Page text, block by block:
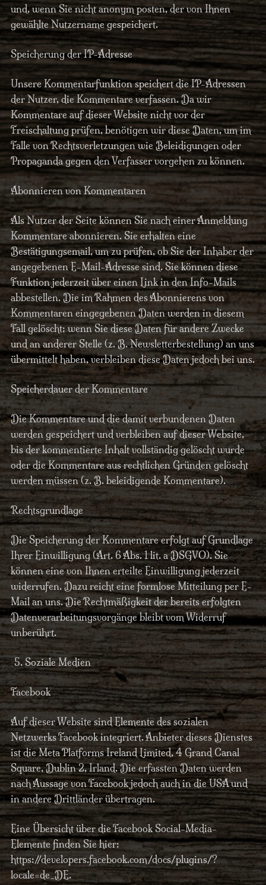
und, wenn Sie nicht anonym posten, der von Ihnen
gewählte Nutzername gespeichert.
Speicherung der IP-Adresse
Unsere Kommentarfunktion speichert die IP-Adressen
der Nutzer, die Kommentare verfassen. Da wir
Kommentare auf dieser Website nicht vor der
Freischaltung prüfen, benötigen wir diese Daten, um im
Falle von Rechtsverletzungen wie Beleidigungen oder
Propaganda gegen den Verfasser vorgehen zu können.
Abonnieren von Kommentaren
Als Nutzer der Seite können Sie nach einer Anmeldung
Kommentare abonnieren. Sie erhalten eine
Bestätigungsemail, um zu prüfen, ob Sie der Inhaber der
angegebenen E-Mail-Adresse sind. Sie können diese
Funktion jederzeit über einen Link in den Info-Mails
abbestellen. Die im Rahmen des Abonnierens von
Kommentaren eingegebenen Daten werden in diesem
Fall gelöscht; wenn Sie diese Daten für andere Zwecke
und an anderer Stelle (z. B. Newsletterbestellung) an uns
übermittelt haben, verbleiben diese Daten jedoch bei uns.
Speicherdauer der Kommentare
Die Kommentare und die damit verbundenen Daten
werden gespeichert und verbleiben auf dieser Website,
bis der kommentierte Inhalt vollständig gelöscht wurde
oder die Kommentare aus rechtlichen Gründen gelöscht
werden müssen (z. B. beleidigende Kommentare).
Rechtsgrundlage
Die Speicherung der Kommentare erfolgt auf Grundlage
Ihrer Einwilligung (Art. 6 Abs. 1 lit. a DSGVO). Sie
können eine von Ihnen erteilte Einwilligung jederzeit
widerrufen. Dazu reicht eine formlose Mitteilung per E-
Mail an uns. Die Rechtmäßigkeit der bereits erfolgten
Datenverarbeitungsvorgänge bleibt vom Widerruf
unberührt.
Soziale Medien
Facebook
Auf dieser Website sind Elemente des sozialen
Netzwerks Facebook integriert. Anbieter dieses Dienstes
ist die Meta Platforms Ireland Limited, 4 Grand Canal
Square, Dublin 2, Irland. Die erfassten Daten werden
nach Aussage von Facebook jedoch auch in die USA und
in andere Drittländer übertragen.
Eine Übersicht über die Facebook Social-Media-
Elemente finden Sie hier:
https://developers.facebook.com/docs/plugins/?
locale=de_DE.